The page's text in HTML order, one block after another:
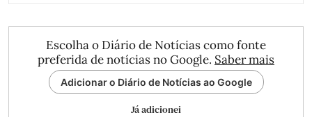
Escolha o Diário de Notícias como fonte
preferida de notícias no Google. Saber mais
Adicionar o Diário de Notícias ao Google
Já adicionei